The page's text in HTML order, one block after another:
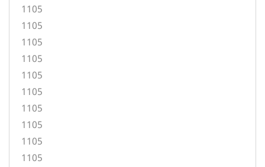
1105
1105
1105
1105
1105
1105
1105
1105
1105
1105